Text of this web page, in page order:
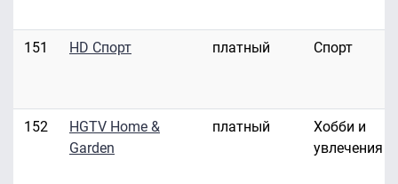
151 HD Спорт платный Спорт
152
HGTV Home &
Garden
платный
Хобби и
увлечения